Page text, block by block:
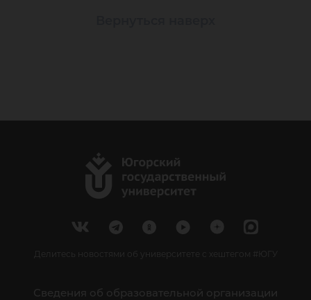
Делитесь новостями об университете с хештегом #ЮГУ
Сведения об образовательной организации